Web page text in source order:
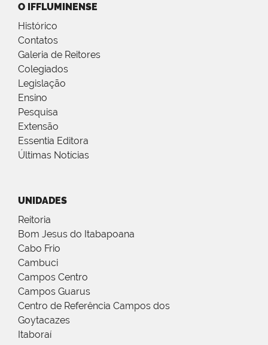
O IFFLUMINENSE
Histórico
Contatos
Galeria de Reitores
Colegiados
Legislação
Ensino
Pesquisa
Extensão
Essentia Editora
Últimas Notícias
UNIDADES
Reitoria
Bom Jesus do Itabapoana
Cabo Frio
Cambuci
Campos Centro
Campos Guarus
Centro de Referência Campos dos
Goytacazes
Itaboraí